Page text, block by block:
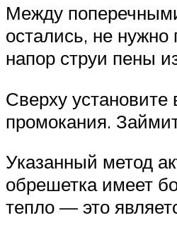
Между
остались, не нужно
напор струи пены
Сверху
промокания.
Указанный метод
обрешетка имеет
тепло — это